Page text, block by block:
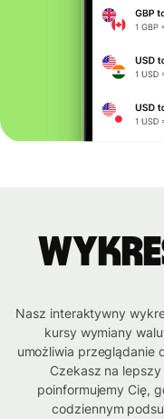
Nasz interaktywny
kursy wymiany
umożliwia przeglądanie
Czekasz na
poinformujemy Cię,
codziennym